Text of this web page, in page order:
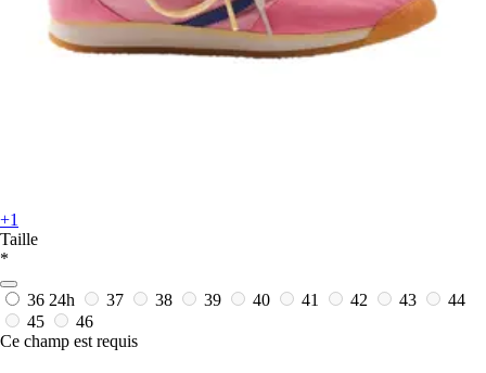
+1
Taille
*
36 24h 37 38 39 40 41 42 43
44
45
46
Ce champ est requis